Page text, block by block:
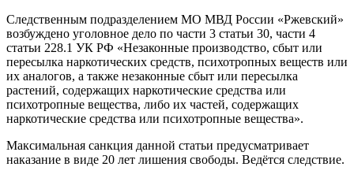
Следственным подразделением МО МВД России «Ржевский»
возбуждено уголовное дело по части 3 статьи 30, части 4
статьи 228.1 УК РФ «Незаконные производство, сбыт или
пересылка наркотических средств, психотропных веществ или
их аналогов, а также незаконные сбыт или пересылка
растений, содержащих наркотические средства или
психотропные вещества, либо их частей, содержащих
наркотические средства или психотропные вещества».
Максимальная санкция данной статьи предусматривает
наказание в виде 20 лет лишения свободы. Ведётся следствие.